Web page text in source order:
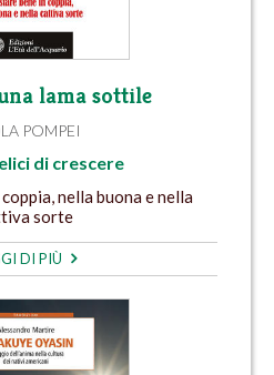
lama sottile
POMPEI
di crescere
nella buona e nella
sorte
DI PIÙ